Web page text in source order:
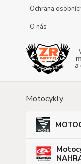
Ochrana
O nás
Motocykly